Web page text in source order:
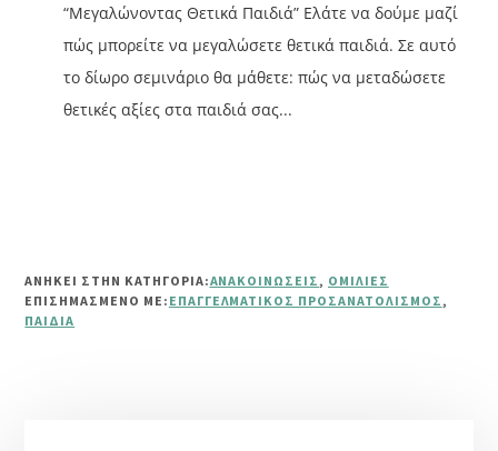
“Μεγαλώνοντας Θετικά Παιδιά” Ελάτε να δούμε μαζί
πώς μπορείτε να μεγαλώσετε θετικά παιδιά. Σε αυτό
το δίωρο σεμινάριο θα μάθετε: πώς να μεταδώσετε
θετικές αξίες στα παιδιά σας...
ΑΝΗΚΕΙ ΣΤΗΝ ΚΑΤΗΓΟΡΙΑ:ΑΝΑΚΟΙΝΏΣΕΙΣ, ΟΜΙΛΊΕΣ
ΕΠΙΣΗΜΑΣΜΈΝΟ ΜΕ: ΕΠΑΓΓΕΛΜΑΤΙΚΌΣ ΠΡΟΣΑΝΑΤΟΛΙΣΜΌΣ,
ΠΑΙΔΙΆ